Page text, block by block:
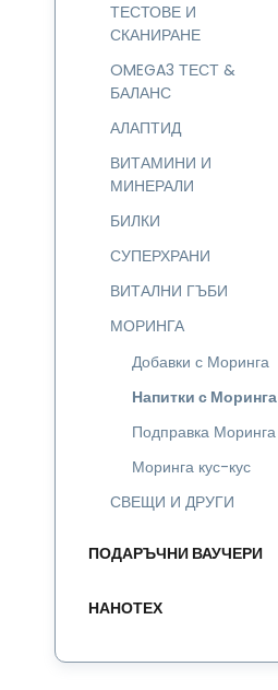
ТЕСТОВЕ И
СКАНИРАНЕ
OMEGA3 ТЕСТ &
БАЛАНС
АЛАПТИД
ВИТАМИНИ И
МИНЕРАЛИ
БИЛКИ
СУПЕРХРАНИ
ВИТАЛНИ ГЪБИ
МОРИНГА
Добавки с Моринга
Напитки с Моринга
Подправка Моринга
Моринга кус-кус
СВЕЩИ И ДРУГИ
ПОДАРЪЧНИ ВАУЧЕРИ
НАНОТЕХ